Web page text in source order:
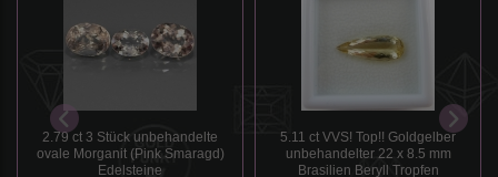
2.79 ct 3 Stück unbehandelte
ovale Morganit (Pink Smaragd)
Edelsteine
5.11 ct VVS! Top!! Goldgelber
unbehandelter 22 x 8.5 mm
Brasilien Beryll Tropfen